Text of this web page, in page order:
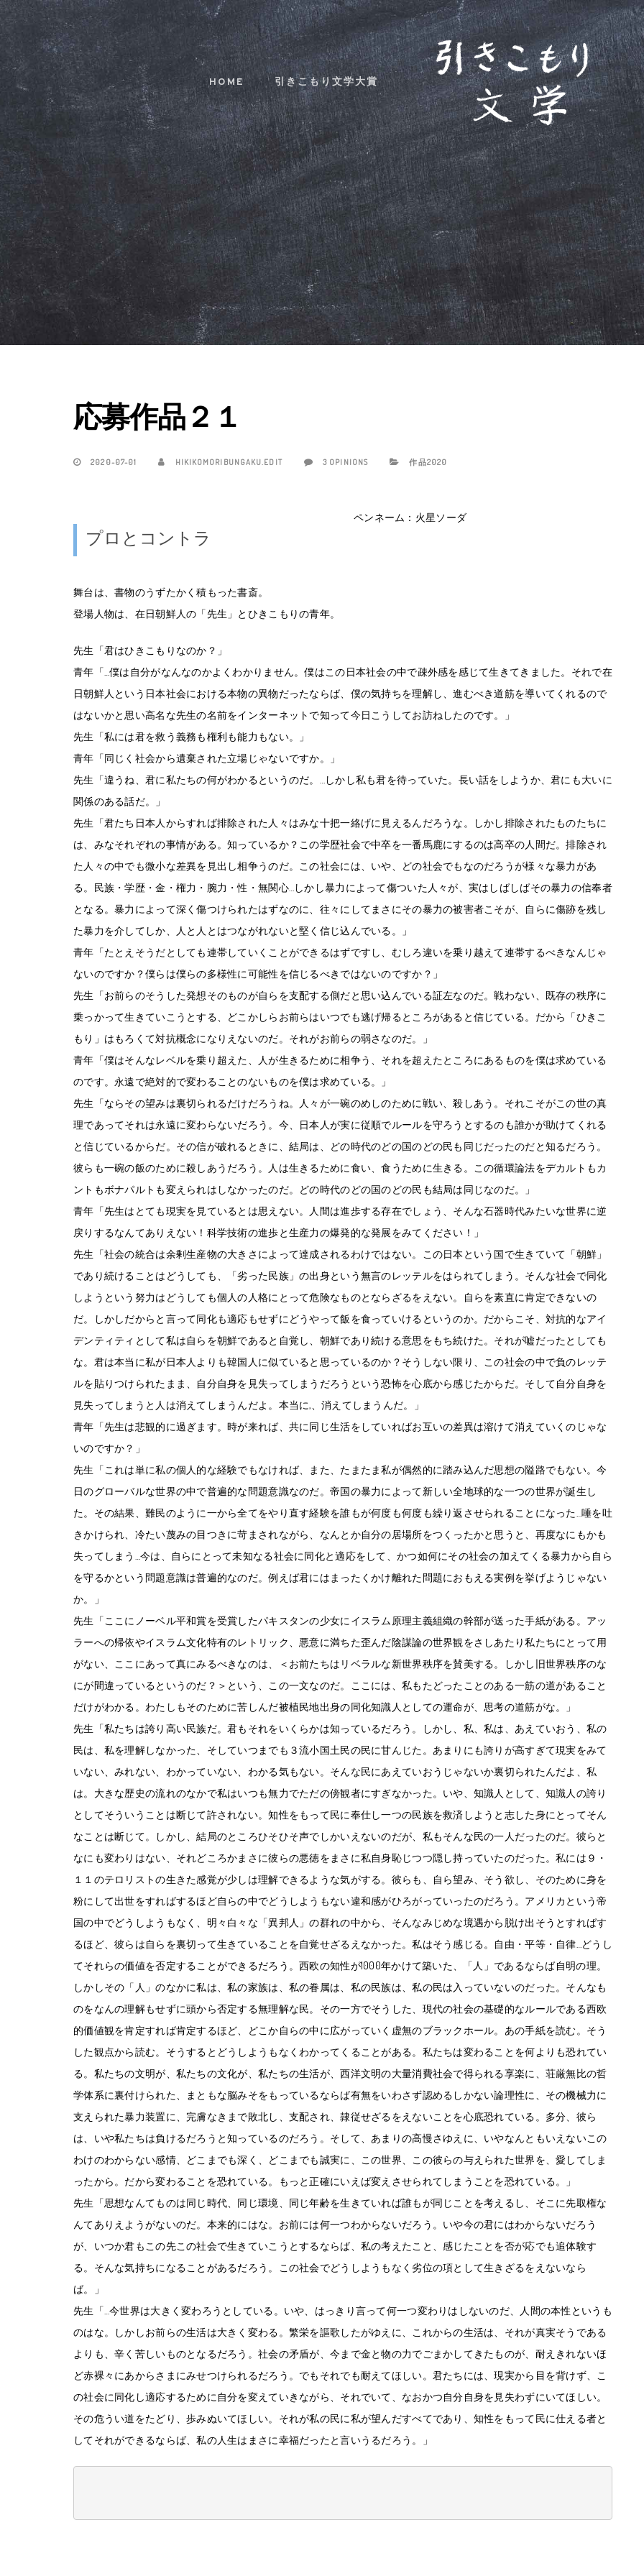
Skip
links
Skip
to
navigation
Skip
to
content
HOME 引きこもり文学大賞
応募作品２１
2020-07-01 HIKIKOMORIBUNGAKU.EDIT 3 OPINIONS 作品2020
プロとコントラ
ペンネーム：火星ソーダ
舞台は、書物のうずたかく積もった書斎。
登場人物は、在日朝鮮人の「先生」とひきこもりの青年。
先生「君はひきこもりなのか？」
青年「…僕は自分がなんなのかよくわかりません。僕はこの日本社会の中で疎外感を感じて生きてきました。それで在
日朝鮮人という日本社会における本物の異物だったならば、僕の気持ちを理解し、進むべき道筋を導いてくれるので
はないかと思い高名な先生の名前をインターネットで知って今日こうしてお訪ねしたのです。」
先生「私には君を救う義務も権利も能力もない。」
青年「同じく社会から遺棄された立場じゃないですか。」
先生「違うね、君に私たちの何がわかるというのだ。…しかし私も君を待っていた。長い話をしようか、君にも大いに
関係のある話だ。」
先生「君たち日本人からすれば排除された人々はみな十把一絡げに見えるんだろうな。しかし排除されたものたちに
は、みなそれぞれの事情がある。知っているか？この学歴社会で中卒を一番馬鹿にするのは高卒の人間だ。排除され
た人々の中でも微小な差異を見出し相争うのだ。この社会には、いや、どの社会でもなのだろうが様々な暴力があ
る。民族・学歴・金・権力・腕力・性・無関心…しかし暴力によって傷ついた人々が、実はしばしばその暴力の信奉者
となる。暴力によって深く傷つけられたはずなのに、往々にしてまさにその暴力の被害者こそが、自らに傷跡を残し
た暴力を介してしか、人と人とはつながれないと堅く信じ込んでいる。」
青年「たとえそうだとしても連帯していくことができるはずですし、むしろ違いを乗り越えて連帯するべきなんじゃ
ないのですか？僕らは僕らの多様性に可能性を信じるべきではないのですか？」
先生「お前らのそうした発想そのものが自らを支配する側だと思い込んでいる証左なのだ。戦わない、既存の秩序に
乗っかって生きていこうとする、どこかしらお前らはいつでも逃げ帰るところがあると信じている。だから「ひきこ
もり」はもろくて対抗概念になりえないのだ。それがお前らの弱さなのだ。」
青年「僕はそんなレベルを乗り超えた、人が生きるために相争う、それを超えたところにあるものを僕は求めている
のです。永遠で絶対的で変わることのないものを僕は求めている。」
先生「ならその望みは裏切られるだけだろうね。人々が一碗のめしのために戦い、殺しあう。それこそがこの世の真
理であってそれは永遠に変わらないだろう。今、日本人が実に従順でルールを守ろうとするのも誰かが助けてくれる
と信じているからだ。その信が破れるときに、結局は、どの時代のどの国のどの民も同じだったのだと知るだろう。
彼らも一碗の飯のために殺しあうだろう。人は生きるために食い、食うために生きる。この循環論法をデカルトもカ
ントもボナパルトも変えられはしなかったのだ。どの時代のどの国のどの民も結局は同じなのだ。」
青年「先生はとても現実を見ているとは思えない。人間は進歩する存在でしょう、そんな石器時代みたいな世界に逆
戻りするなんてありえない！科学技術の進歩と生産力の爆発的な発展をみてください！」
先生「社会の統合は余剰生産物の大きさによって達成されるわけではない。この日本という国で生きていて「朝鮮」
であり続けることはどうしても、「劣った民族」の出身という無言のレッテルをはられてしまう。そんな社会で同化
しようという努力はどうしても個人の人格にとって危険なものとならざるをえない。自らを素直に肯定できないの
だ。しかしだからと言って同化も適応もせずにどうやって飯を食っていけるというのか。だからこそ、対抗的なアイ
デンティティとして私は自らを朝鮮であると自覚し、朝鮮であり続ける意思をもち続けた。それが嘘だったとしても
な。君は本当に私が日本人よりも韓国人に似ていると思っているのか？そうしない限り、この社会の中で負のレッテ
ルを貼りつけられたまま、自分自身を見失ってしまうだろうという恐怖を心底から感じたからだ。そして自分自身を
見失ってしまうと人は消えてしまうんだよ。本当に,、消えてしまうんだ。」
青年「先生は悲観的に過ぎます。時が来れば、共に同じ生活をしていればお互いの差異は溶けて消えていくのじゃな
いのですか？」
先生「これは単に私の個人的な経験でもなければ、また、たまたま私が偶然的に踏み込んだ思想の隘路でもない。今
日のグローバルな世界の中で普遍的な問題意識なのだ。帝国の暴力によって新しい全地球的な一つの世界が誕生し
た。その結果、難民のように一から全てをやり直す経験を誰もが何度も何度も繰り返させられることになった…唾を吐
きかけられ、冷たい蔑みの目つきに苛まされながら、なんとか自分の居場所をつくったかと思うと、再度なにもかも
失ってしまう…今は、自らにとって未知なる社会に同化と適応をして、かつ如何にその社会の加えてくる暴力から自ら
を守るかという問題意識は普遍的なのだ。例えば君にはまったくかけ離れた問題におもえる実例を挙げようじゃない
か。」
先生「ここにノーベル平和賞を受賞したパキスタンの少女にイスラム原理主義組織の幹部が送った手紙がある。アッ
ラーへの帰依やイスラム文化特有のレトリック、悪意に満ちた歪んだ陰謀論の世界観をさしあたり私たちにとって用
がない、ここにあって真にみるべきなのは、＜お前たちはリベラルな新世界秩序を賛美する。しかし旧世界秩序のな
にが間違っているというのだ？＞という、この一文なのだ。ここには、私もたどったことのある一筋の道があること
だけがわかる。わたしもそのために苦しんだ被植民地出身の同化知識人としての運命が、思考の道筋がな。」
先生「私たちは誇り高い民族だ。君もそれをいくらかは知っているだろう。しかし、私、私は、あえていおう、私の
民は、私を理解しなかった、そしていつまでも３流小国土民の民に甘んじた。あまりにも誇りが高すぎて現実をみて
いない、みれない、わかっていない、わかる気もない。そんな民にあえていおうじゃないか裏切られたんだよ、私
は。大きな歴史の流れのなかで私はいつも無力でただの傍観者にすぎなかった。いや、知識人として、知識人の誇り
としてそういうことは断じて許されない。知性をもって民に奉仕し一つの民族を救済しようと志した身にとってそん
なことは断じて。しかし、結局のところひそひそ声でしかいえないのだが、私もそんな民の一人だったのだ。彼らと
なにも変わりはない、それどころかまさに彼らの悪徳をまさに私自身恥じつつ隠し持っていたのだった。私には９・
１１のテロリストの生きた感覚が少しは理解できるような気がする。彼らも、自ら望み、そう欲し、そのために身を
粉にして出世をすればするほど自らの中でどうしようもない違和感がひろがっていったのだろう。アメリカという帝
国の中でどうしようもなく、明々白々な「異邦人」の群れの中から、そんなみじめな境遇から脱け出そうとすればす
るほど、彼らは自らを裏切って生きていることを自覚せざるえなかった。私はそう感じる。自由・平等・自律…どうし
てそれらの価値を否定することができるだろう。西欧の知性が1000年かけて築いた、「人」であるならば自明の理。
しかしその「人」のなかに私は、私の家族は、私の眷属は、私の民族は、私の民は入っていないのだった。そんなも
のをなんの理解もせずに頭から否定する無理解な民。その一方でそうした、現代の社会の基礎的なルールである西欧
的価値観を肯定すれば肯定するほど、どこか自らの中に広がっていく虚無のブラックホール。あの手紙を読む。そう
した観点から読む。そうするとどうしようもなくわかってくることがある。私たちは変わることを何よりも恐れてい
る。私たちの文明が、私たちの文化が、私たちの生活が、西洋文明の大量消費社会で得られる享楽に、荘厳無比の哲
学体系に裏付けられた、まともな脳みそをもっているならば有無をいわさず認めるしかない論理性に、その機械力に
支えられた暴力装置に、完膚なきまで敗北し、支配され、隷従せざるをえないことを心底恐れている。多分、彼ら
は、いや私たちは負けるだろうと知っているのだろう。そして、あまりの高慢さゆえに、いやなんともいえないこの
わけのわからない感情、どこまでも深く、どこまでも誠実に、この世界、この彼らの与えられた世界を、愛してしま
ったから。だから変わることを恐れている。もっと正確にいえば変えさせられてしまうことを恐れている。」
先生「思想なんてものは同じ時代、同じ環境、同じ年齢を生きていれば誰もが同じことを考えるし、そこに先取権な
んてありえようがないのだ。本来的にはな。お前には何一つわからないだろう。いや今の君にはわからないだろう
が、いつか君もこの先この社会で生きていこうとするならば、私の考えたこと、感じたことを否が応でも追体験す
る。そんな気持ちになることがあるだろう。この社会でどうしようもなく劣位の項として生きざるをえないなら
ば。」
先生「…今世界は大きく変わろうとしている。いや、はっきり言って何一つ変わりはしないのだ、人間の本性というも
のはな。しかしお前らの生活は大きく変わる。繁栄を謳歌したがゆえに、これからの生活は、それが真実そうである
よりも、辛く苦しいものとなるだろう。社会の矛盾が、今まで金と物の力でごまかしてきたものが、耐えきれないほ
ど赤裸々にあからさまにみせつけられるだろう。でもそれでも耐えてほしい。君たちには、現実から目を背けず、こ
の社会に同化し適応するために自分を変えていきながら、それでいて、なおかつ自分自身を見失わずにいてほしい。
その危うい道をたどり、歩みぬいてほしい。それが私の民に私が望んだすべてであり、知性をもって民に仕える者と
してそれができるならば、私の人生はまさに幸福だったと言いうるだろう。」